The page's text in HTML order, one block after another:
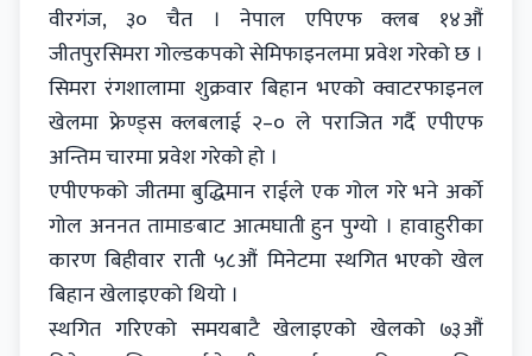
वीरगंज, ३० चैत । नेपाल एपिएफ क्लब १४औं
जीतपुरसिमरा गोल्डकपको सेमिफाइनलमा प्रवेश गरेको छ ।
सिमरा रंगशालामा शुक्रवार बिहान भएको क्वाटरफाइनल
खेलमा फ्रेण्ड्स क्लबलाई २–० ले पराजित गर्दै एपीएफ
अन्तिम चारमा प्रवेश गरेको हो ।
एपीएफको जीतमा बुद्धिमान राईले एक गोल गरे भने अर्काे
गोल अननत तामाङबाट आत्मघाती हुन पुग्यो । हावाहुरीका
कारण बिहीवार राती ५८औं मिनेटमा स्थगित भएको खेल
बिहान खेलाइएको थियो ।
स्थगित गरिएको समयबाटै खेलाइएको खेलको ७३औं